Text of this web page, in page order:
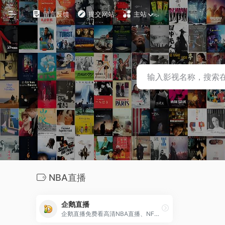
自定义
在线影视
影视下载
资源铺
电影搜索
探索发现
观影软件
留言反馈 提交网站 主站
NBA直播
企鹅直播
企鹅直播免费看高清NBA直播、NFL橄榄球直播、足球直播、台球直播等直播